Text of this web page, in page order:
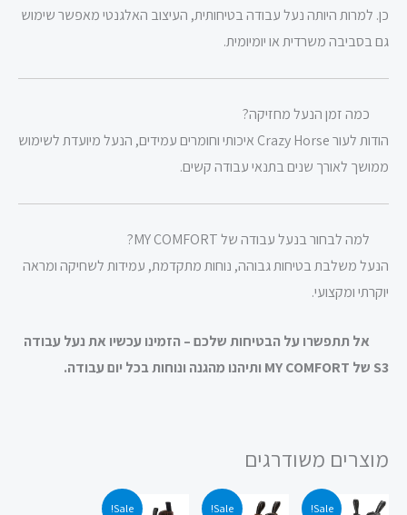
כן. למרות היותה נעל עבודה בטיחותית, העיצוב האלגנטי מאפשר שימוש
גם בסביבה משרדית או יומיומית.
כמה זמן הנעל מחזיקה?
הודות לעור Crazy Horse איכותי וחומרים עמידים, הנעל מיועדת לשימוש
ממושך לאורך שנים בתנאי עבודה קשים.
למה לבחור בנעל עבודה של MY COMFORT?
הנעל משלבת בטיחות גבוהה, נוחות מתקדמת, עמידות לשחיקה ומראה
יוקרתי ומקצועי.
אל תתפשרו על הבטיחות שלכם – הזמינו עכשיו את נעל עבודה
S3 של MY COMFORT ותיהנו מהגנה ונוחות בכל יום עבודה.
מוצרים משודרגים
Sale!
המחיר
המחיר
Sale!
המחיר
המחיר
Sale!
המחיר
המחיר